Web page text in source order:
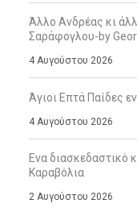
Άλλο Ανδρέας κι
Σαράφογλου-by
4 Αυγούστου 2026
Άγιοι Επτά Παίδες
4 Αυγούστου 2026
Ενα διασκεδαστικό
Καραβόλια
2 Αυγούστου 2026